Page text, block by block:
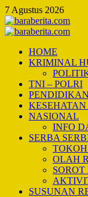
Skip
to
content
7 Agustus 2026
Primary
HOME
KRIMINAL
TNI – POLRI
NASIONAL
INFO
SERBA
OLAH
SUSUNAN